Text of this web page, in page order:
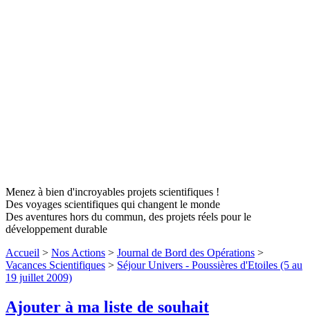
Menez à bien d'incroyables projets scientifiques !
Des voyages scientifiques qui changent le monde
Des aventures hors du commun, des projets réels pour le
développement durable
Accueil > Nos Actions > Journal de Bord des Opérations >
Vacances Scientifiques > Séjour Univers - Poussières d'Etoiles (5 au
19 juillet 2009)
Ajouter à ma liste de souhait